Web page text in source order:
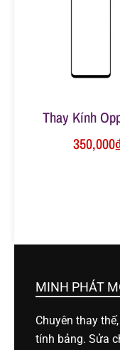
Thay Kính
350,000
MINH PHÁT
Chuyên thay
tính bảng. Sửa